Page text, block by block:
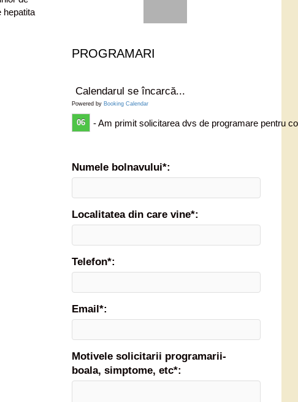
hepatita
PROGRAMARI
Calendarul se încarcă...
Powered by Booking Calendar
06 - Am primit solicitarea dvs de programare pentru
Numele bolnavului*:
Localitatea din care vine*:
Telefon*:
Email*:
Motivele solicitarii programarii-
boala, simptome, etc*: